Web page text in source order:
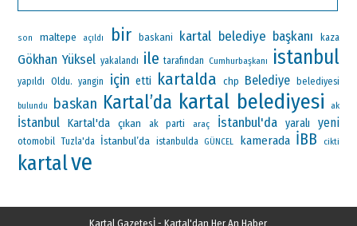
son maltepe açıldı bir baskani kartal belediye başkanı kaza
Gökhan Yüksel yakalandı ile tarafından Cumhurbaşkanı istanbul
yapıldı Oldu. yangin için etti kartalda chp Belediye belediyesi
bulundu baskan Kartal’da kartal belediyesi ak
İstanbul Kartal'da çıkan ak parti araç İstanbul'da yaralı yeni
otomobil Tuzla'da İstanbul’da istanbulda GÜNCEL kamerada İBB cikti
kartalve
Kartal Gazetesİ - Kartal'dan Her An Haber